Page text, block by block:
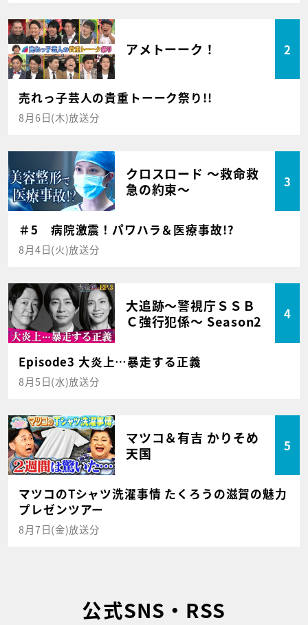
アメトーーク！ 2
売れっ子芸人の貴重トーーク祭り!!
8月6日(木)放送分
クロスロード ～救命救
急の約束～
3
＃5 病院激震！パワハラ＆医療事故!?
8月4日(火)放送分
大追跡～警視庁ＳＳＢ
Ｃ強行犯係～ Season2
4
Episode3 大炎上…暴走する正義
8月5日(水)放送分
マツコ＆有吉 かりそめ
天国
5
マツコのTシャツ洗濯事情 たくろうの滋賀の魅力
プレゼンツアー
8月7日(金)放送分
公式SNS・RSS